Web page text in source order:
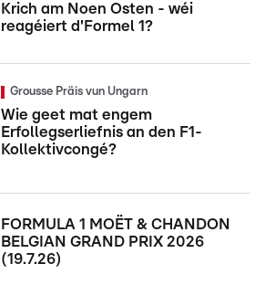
Krich am Noen Osten - wéi
reagéiert d'Formel 1?
Grousse Präis vun Ungarn
Wie geet mat engem
Erfollegserliefnis an den F1-
Kollektivcongé?
FORMULA 1 MOËT & CHANDON
BELGIAN GRAND PRIX 2026
(19.7.26)